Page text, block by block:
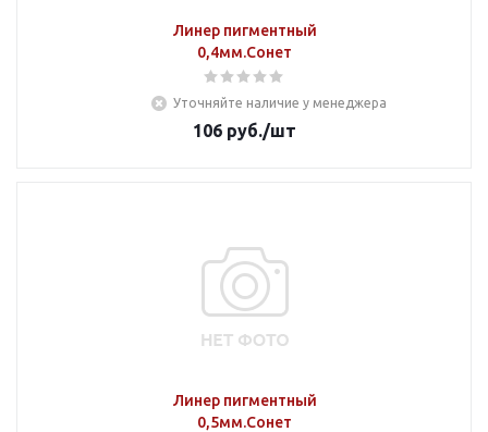
Линер пигментный
0,4мм.Сонет
Уточняйте наличие у менеджера
106 руб./шт
Линер пигментный
0,5мм.Сонет